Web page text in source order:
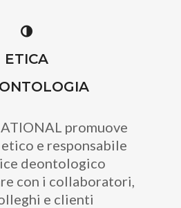
ETICA
promuove
e responsabile
deontologico
con i collaboratori,
e clienti